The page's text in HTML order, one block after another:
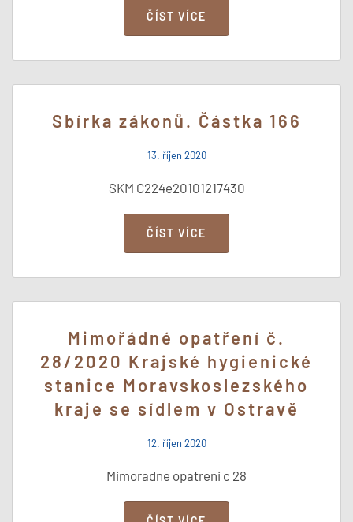
ČÍST VÍCE
Sbírka zákonů. Částka 166
13. říjen 2020
SKM C224e20101217430
ČÍST VÍCE
Mimořádné opatření č.
28/2020 Krajské hygienické
stanice Moravskoslezského
kraje se sídlem v Ostravě
12. říjen 2020
Mimoradne opatreni c 28